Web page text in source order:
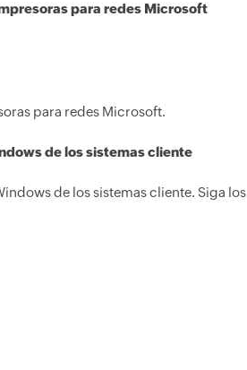
para redes Microsoft
para redes Microsoft.
de los sistemas cliente
de los sistemas cliente. Siga los